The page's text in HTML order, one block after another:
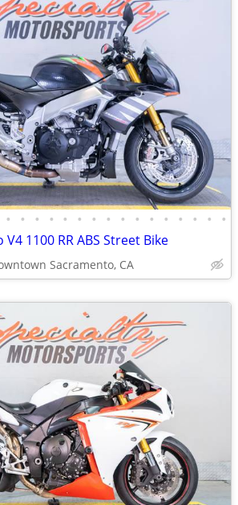
• • • • • • • • • • • • • • • •
1100 RR ABS Street Bike
Sacramento, CA